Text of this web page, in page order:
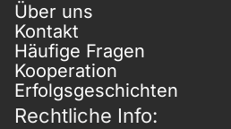
Über uns
Kontakt
Häufige Fragen
Kooperation
Erfolgsgeschichten
Rechtliche Info: